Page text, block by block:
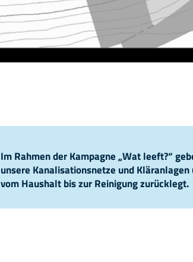
Im Rahmen der Kampagne „Wat leeft?“
unsere Kanalisationsnetze und
vom Haushalt bis zur Reinigung zurücklegt.